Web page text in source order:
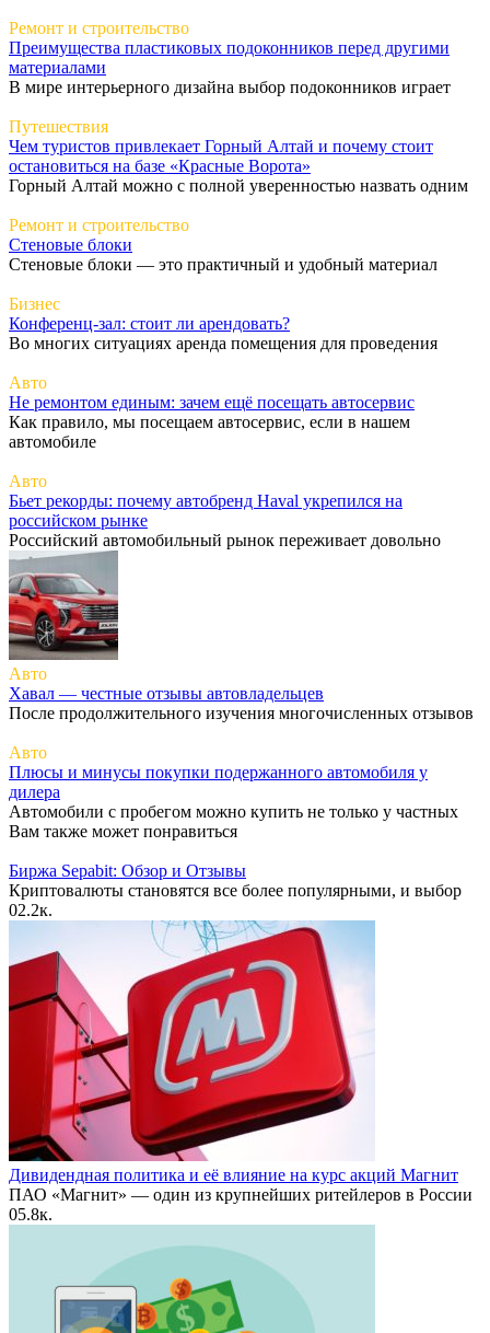
Ремонт и строительство
Преимущества пластиковых подоконников перед другими
материалами
В мире интерьерного дизайна выбор подоконников играет
Путешествия
Чем туристов привлекает Горный Алтай и почему стоит
остановиться на базе «Красные Ворота»
Горный Алтай можно с полной уверенностью назвать одним
Ремонт и строительство
Стеновые блоки
Стеновые блоки — это практичный и удобный материал
Бизнес
Конференц-зал: стоит ли арендовать?
Во многих ситуациях аренда помещения для проведения
Авто
Не ремонтом единым: зачем ещё посещать автосервис
Как правило, мы посещаем автосервис, если в нашем
автомобиле
Авто
Бьет рекорды: почему автобренд Haval укрепился на
российском рынке
Российский автомобильный рынок переживает довольно
Авто
Хавал — честные отзывы автовладельцев
После продолжительного изучения многочисленных отзывов
Авто
Плюсы и минусы покупки подержанного автомобиля у
дилера
Автомобили с пробегом можно купить не только у частных
Вам также может понравиться
Биржа Sepabit: Обзор и Отзывы
Криптовалюты становятся все более популярными, и выбор
02.2к.
Дивидендная политика и её влияние на курс акций Магнит
ПАО «Магнит» — один из крупнейших ритейлеров в России
05.8к.